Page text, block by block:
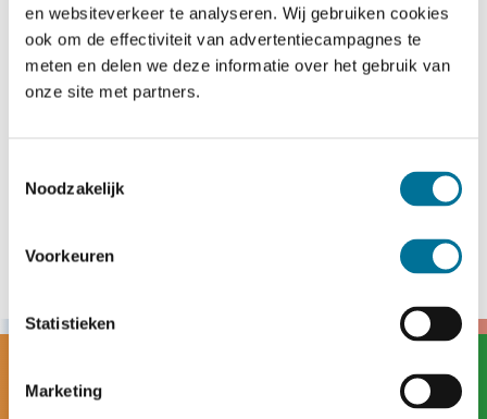
en websiteverkeer te analyseren. Wij gebruiken cookies
ook om de effectiviteit van advertentiecampagnes te
meten en delen we deze informatie over het gebruik van
onze site met partners.
Noodzakelijk
Voorkeuren
Statistieken
Marketing
26 mei 2023
Hemelvaart